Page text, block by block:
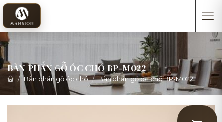
BÀN PHẤN GỖ ÓC CHÓ BP-M022
Bàn phấn gỗ óc chó Bàn phấn gỗ óc chó BP-M022